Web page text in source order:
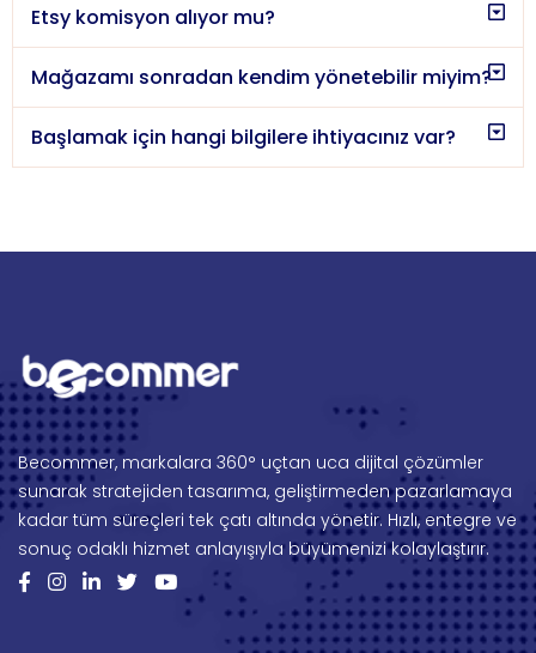
Etsy komisyon alıyor mu?
Mağazamı sonradan kendim yönetebilir miyim?
Başlamak için hangi bilgilere ihtiyacınız var?
Becommer, markalara 360° uçtan uca dijital çözümler
sunarak stratejiden tasarıma, geliştirmeden pazarlamaya
kadar tüm süreçleri tek çatı altında yönetir. Hızlı, entegre ve
sonuç odaklı hizmet anlayışıyla büyümenizi kolaylaştırır.